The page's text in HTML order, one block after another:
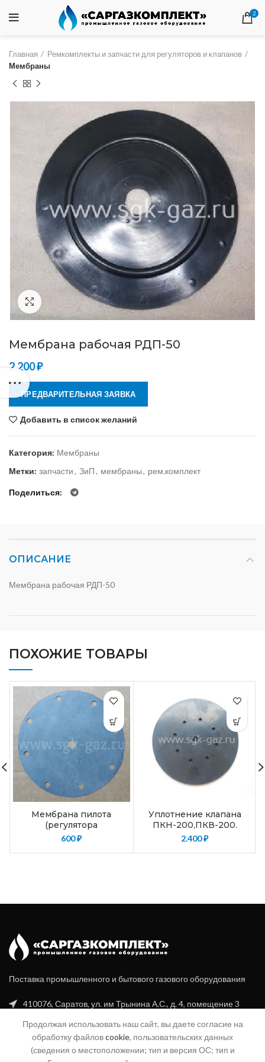
2
Главная
Ремкомплекты и запчасти для регуляторов и клапанов
Мембраны
Нажмите, чтобы увеличить
Мембрана рабочая РДП-50
2.200₽
ПРЕДВАРИТЕЛЬНАЯ ЗАЯВКА
Добавить в список желаний
Категория: Мембраны
Метки: запчасти, ЗиП, мембраны, рем.комплект
Поделиться
ОПИСАНИЕ
Мембрана рабочая РДП-50
ПОХОЖИЕ ТОВАРЫ
Мембрана пилота
(регулятора
управления) КН-2,
600₽
Уплотнение клапана
ПКН-200,ПКВ-200.
2.400₽
Поставка промышленного и бытового газового оборудования
410076, Саратов, ул. им Трынина А.С., д. 4, помещение 3
+7 (8452) 20-99-16
+7 (960) 356-94-70
Продолжая использовать наш сайт, вы даете согласие на
обработку файловcookie, пользовательских данных
(сведения о местоположении; тип и версия ОС; тип и